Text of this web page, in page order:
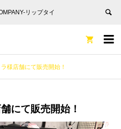
リップタイ


様店舗にて販売開始！
にて販売開始！